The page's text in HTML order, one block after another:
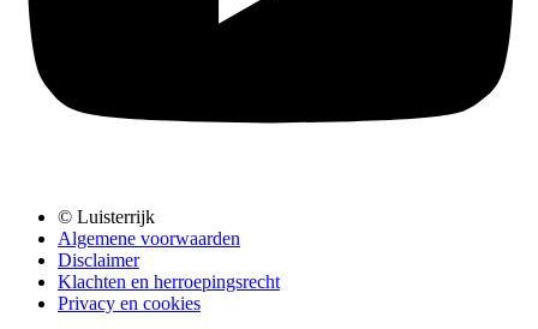
© Luisterrijk
Algemene voorwaarden
Disclaimer
Klachten en herroepingsrecht
Privacy en cookies